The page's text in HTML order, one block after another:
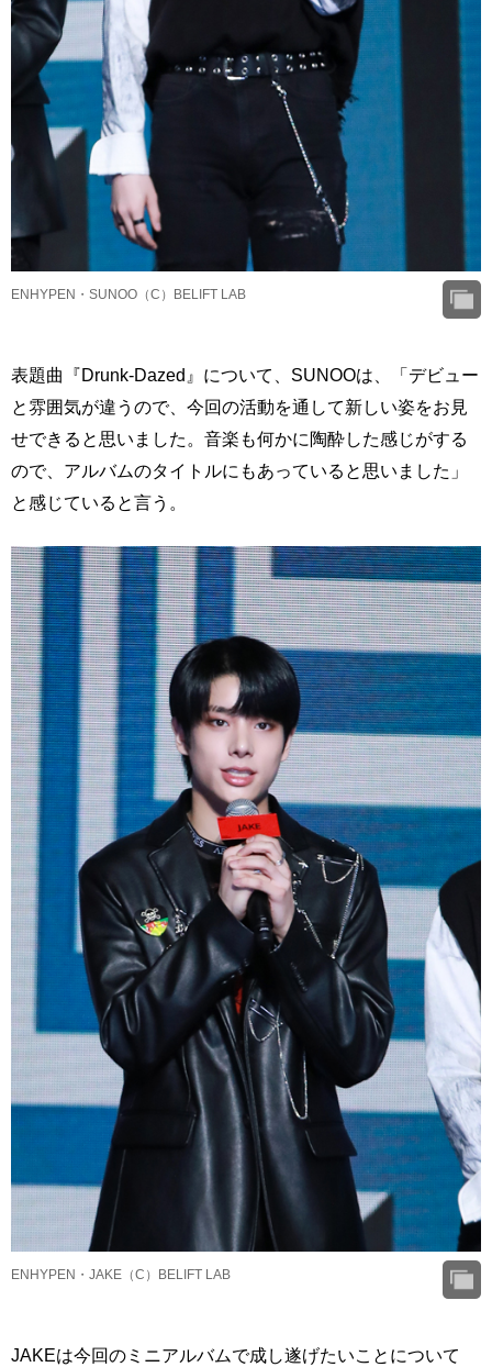
ENHYPEN・SUNOO（C）BELIFT LAB
表題曲『Drunk-Dazed』について、SUNOOは、「デビュー
と雰囲気が違うので、今回の活動を通して新しい姿をお見
せできると思いました。音楽も何かに陶酔した感じがする
ので、アルバムのタイトルにもあっていると思いました」
と感じていると言う。
ENHYPEN・JAKE（C）BELIFT LAB
JAKEは今回のミニアルバムで成し遂げたいことについて